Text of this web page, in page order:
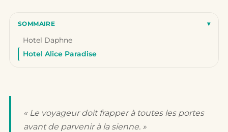
SOMMAIRE ▾
Hotel Daphne
Hotel Alice Paradise
« Le voyageur doit frapper à toutes les portes
avant de parvenir à la sienne. »